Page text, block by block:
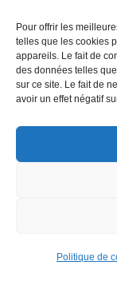
Pour offrir les
telles que les cookies
appareils. Le fait de
des données telles
sur ce site. Le fait de
avoir un effet négatif
Politique de
Réalisation